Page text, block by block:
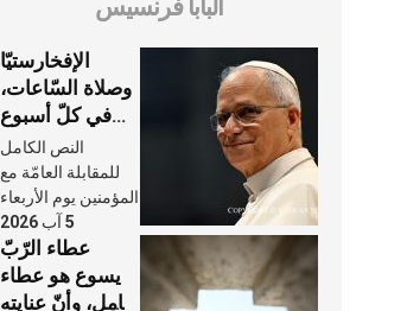
البابا فرنسيس
الإفخارستيّا
وصلاة السّاعات،
في كلّ أسبوع
وكلّ يوم، هما
النَّفَس في حياة
الكنيسة
النص الكامل
للمقابلة العامّة مع
المؤمنين يوم الأربعاء
5 آب 2026
عطاء الرّبّ
يسوع هو عطاء
شامل، وأنّ عنايته